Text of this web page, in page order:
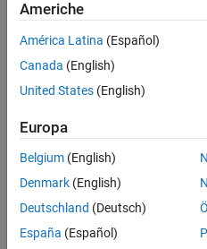
seen: 3
mesi fa
Following:
Americhe
América Latina (Español)
Canada (English)
United States (English)
Europa
Belgium (English)
Denmark (English)
Deutschland (Deutsch)
España (Español)